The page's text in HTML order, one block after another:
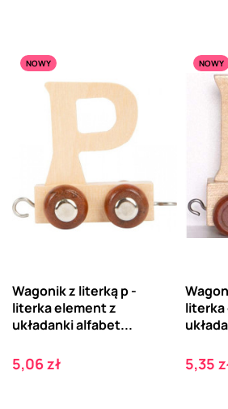
NOWY
Wagonik z literką p -
literka element z
układanki alfabet...
Cena
5,06 zł
NOWY
literka
Cena
5,35